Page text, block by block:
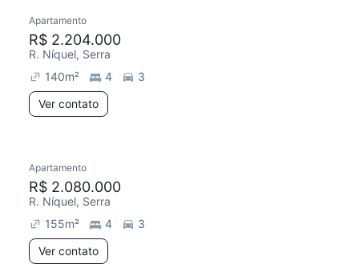
Apartamento
R$ 2.204.000
R. Níquel, Serra
140m² 4
3
Ver contato
Redecorar
Apartamento
R$ 2.080.000
R. Níquel, Serra
155m² 4
3
Ver contato